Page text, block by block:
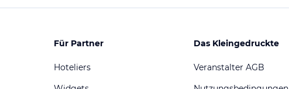
Für Partner
Hoteliers
Das Kleingedruckte
Veranstalter AGB